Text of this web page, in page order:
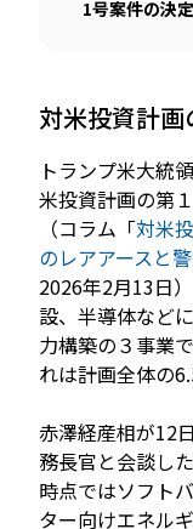
1号案件の決
対米投資計
トランプ米大統
米投資計画の第
（コラム「対米
のレアアースと
2026年2月13日
設、半導体など
力構築の３事業
れは計画全体の
赤澤経産相が12
務長官と会談し
時点ではソフト
ター向けエネル